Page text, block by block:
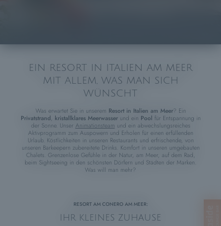
EIN RESORT IN ITALIEN AM MEER
MIT ALLEM, WAS MAN SICH
WÜNSCHT
Was erwartet Sie in unserem Resort in Italien am Meer? Ein
Privatstrand kristallklares Meerwasserund ein Pool für Entspannung in
der Sonne. Unser Animationsteam und ein abwechslungsreiches
Aktivprogramm zum Auspowern und Erholen für einen erfüllenden
Urlaub. Köstlichkeiten in unseren Restaurants und erfrischende, von
unseren Barkeepern zubereitete Drinks. Komfort in unseren umgebauten
Chalets. Grenzenlose Gefühle in der Natur, am Meer, auf dem Rad,
beim Sightseeing in den schönsten Dörfern und Städten der Marken.
Was will man mehr?
IHR KLEINES ZUHAUSE
RESORT AM CONERO AM MEER: